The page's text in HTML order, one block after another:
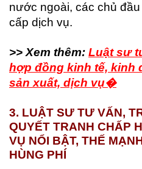
nước ngoài, các chủ
cấp dịch vụ.
>> Xem thêm: Luật sư
hợp đồng kinh tế, kinh
sản xuất, dịch vụ�
3. LUẬT SƯ TƯ VẤN,
QUYẾT TRANH CHẤP
VỤ NỔI BẬT, THẾ
HÙNG PHÍ